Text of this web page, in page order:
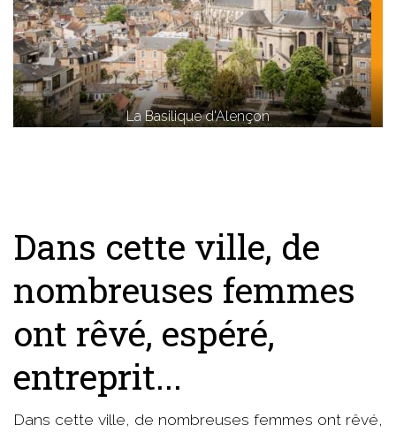
La Basilique d'Alençon
Dans cette ville, de
nombreuses femmes
ont rêvé, espéré,
entreprit...
Dans cette ville, de nombreuses femmes ont rêvé,